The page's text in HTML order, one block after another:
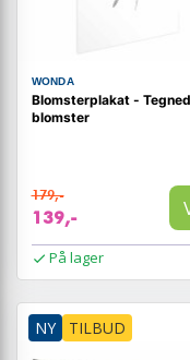
WONDA
Blomsterplakat -
blomster
179,-
139,-
På lager
NY TILBUD